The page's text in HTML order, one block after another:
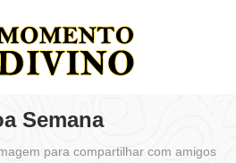
Semana
para compartilhar com amigos